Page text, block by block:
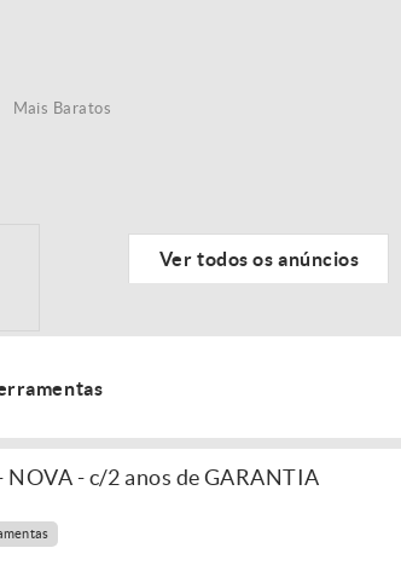
Mais Baratos
Ver todos os anúncios
NOVA - c/2 anos de GARANTIA